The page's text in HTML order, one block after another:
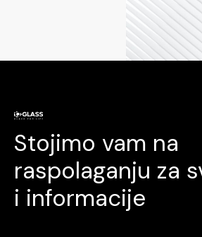
Stojimo vam na
raspolaganju za
i informacije